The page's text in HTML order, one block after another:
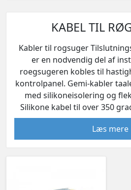
KABEL TIL
Kabler til rogsuger
er en nodvendig del af
roegsugeren kobles til
kontrolpanel. Gemi-kabler
med silikoneisolering og
Silikone kabel til over 350
Læs mere